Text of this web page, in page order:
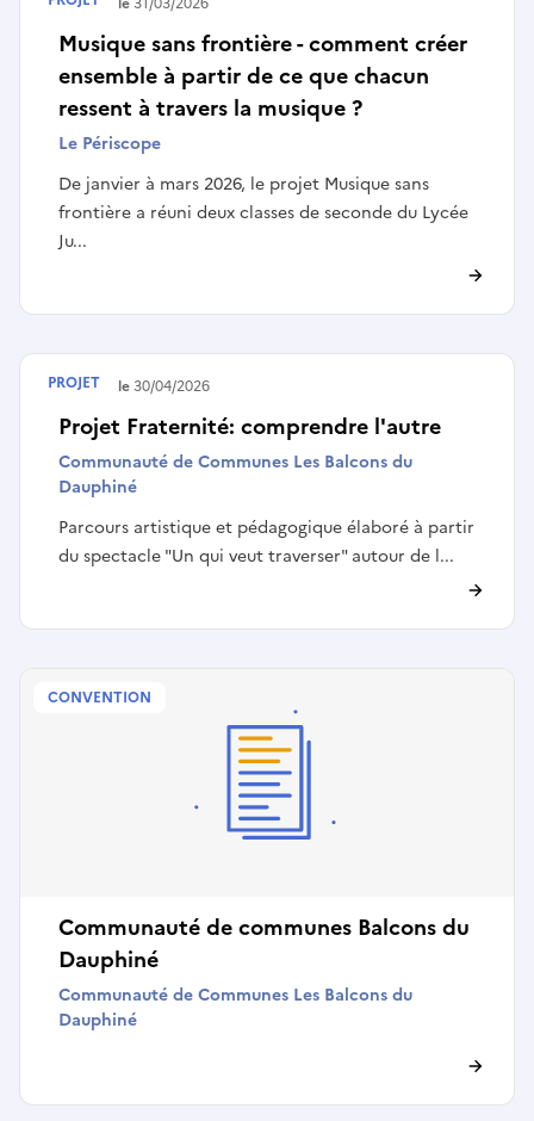
Musique sans frontière - comment créer
ensemble à partir de ce que chacun
ressent à travers la musique ?
Le Périscope
De janvier à mars 2026, le projet Musique sans
frontière a réuni deux classes de seconde du Lycée
Ju...
Projet Fraternité: comprendre l'autre
Communauté de Communes Les Balcons du
Dauphiné
Parcours artistique et pédagogique élaboré à partir
du spectacle "Un qui veut traverser" autour de l...
Terminé le30/04/2026
PROJET
Communauté de communes Balcons du
Dauphiné
Communauté de Communes Les Balcons du
Dauphiné
CONVENTION